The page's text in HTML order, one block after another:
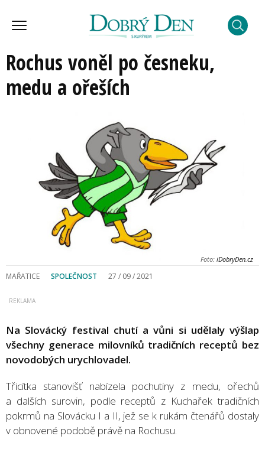
Rochus voněl po česneku,
medu a ořeších
Foto: iDobryDen.cz
MAŘATICE SPOLEČNOST 27 / 09 / 2021
Na Slovácký festival chutí a vůni si udělaly výšlap
všechny generace milovníků tradičních receptů bez
novodobých urychlovadel.
Třicítka stanovišť nabízela pochutiny z medu, ořechů
a dalších surovin, podle receptů z Kuchařek tradičních
pokrmů na Slovácku I a II, jež se k rukám čtenářů dostaly
v obnovené podobě právě na Rochusu.